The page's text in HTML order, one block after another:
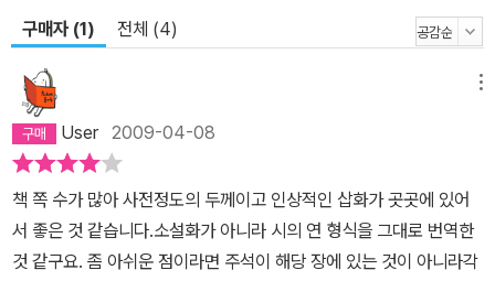
구매자 (1) 전체 (4)
User2009-04-08
책 쪽 수가 많아 사전정도의 두께이고 인상적인 삽화가 곳곳에 있어
서 좋은 것 같습니다.소설화가 아니라 시의 연 형식을 그대로 번역한
것 같구요. 좀 아쉬운 점이라면 주석이 해당 장에 있는 것이 아니라각